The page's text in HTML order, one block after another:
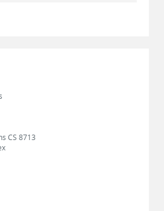
CS 8713